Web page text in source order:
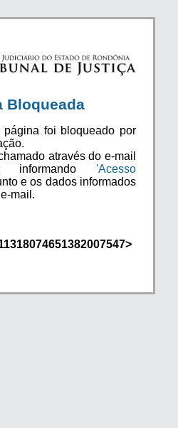
Bloqueada
foi bloqueado por
através do e-mail
informando 'Acesso
e os dados informados
mail.